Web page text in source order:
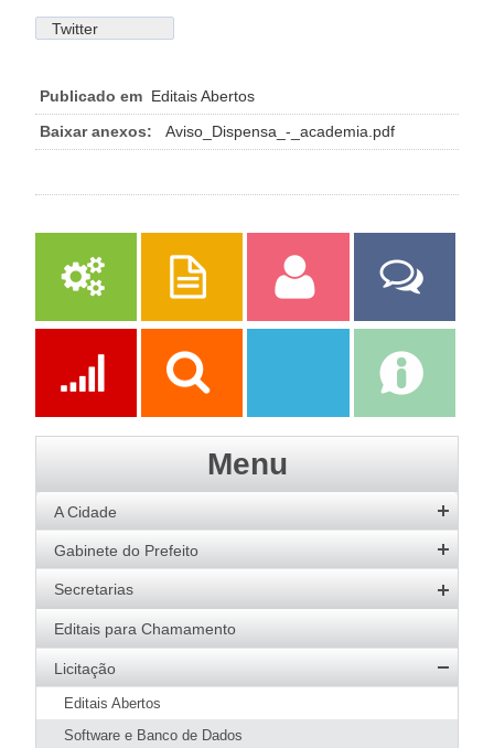
Twitter
Publicado em Editais Abertos
Baixar anexos:
Aviso_Dispensa_-_academia.pdf
Serviços Publicações Servidor
Fale Com a
Prefeitura
Menu
A Cidade
História
Bandeira
Acervo de Imagens
Galeria de Prefeitos
Patrimônio Cultural
Agenda de Eventos
Gabinete do Prefeito
Prefeito
Agenda do Prefeito
Secretarias
Agricultura
Educação
Esportes
Editais para Chamamento
Licitação
Editais Abertos
Software e Banco de Dados